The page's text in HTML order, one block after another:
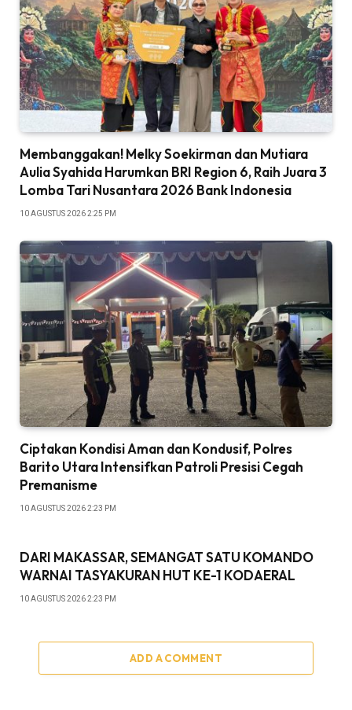
Membanggakan! Melky Soekirman dan Mutiara
Aulia Syahida Harumkan BRI Region 6, Raih Juara 3
Lomba Tari Nusantara 2026 Bank Indonesia
10 AGUSTUS 2026 2:25 PM
Ciptakan Kondisi Aman dan Kondusif, Polres
Barito Utara Intensifkan Patroli Presisi Cegah
Premanisme
10 AGUSTUS 2026 2:23 PM
DARI MAKASSAR, SEMANGAT SATU KOMANDO
WARNAI TASYAKURAN HUT KE-1 KODAERAL
10 AGUSTUS 2026 2:23 PM
ADD A COMMENT